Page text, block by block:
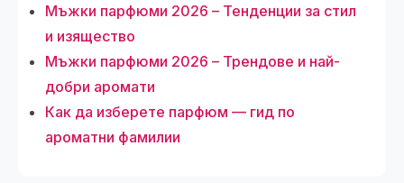
Мъжки парфюми 2026 – Тенденции за стил
и изящество
Мъжки парфюми 2026 – Трендове и най-
добри аромати
Как да изберете парфюм — гид по
ароматни фамилии